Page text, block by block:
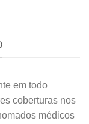
em todo
coberturas nos
médicos